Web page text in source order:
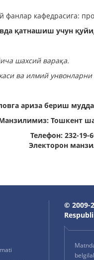
фанлар кафедрасига:
қатнашиш учун
шахсий варақа.
ва илмий унвонларни
ариза бериш
Тошкент
Телефон: 232-19-
Электорон
© 2009-